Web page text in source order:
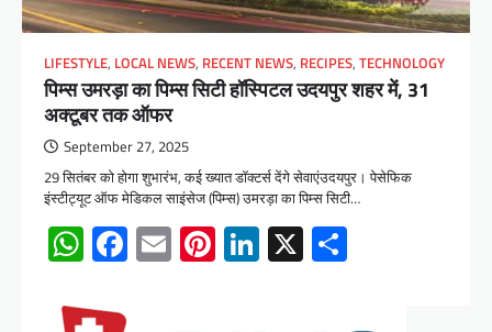
LIFESTYLE, LOCAL NEWS, RECENT NEWS, RECIPES, TECHNOLOGY
पिम्स उमरड़ा का पिम्स सिटी हॉस्पिटल उदयपुर शहर में, 31
अक्टूबर तक ऑफर
September 27, 2025
29 सितंबर को होगा शुभारंभ, कई ख्यात डॉक्टर्स देंगे सेवाएंउदयपुर। पेसेफिक
इंस्टीट्यूट ऑफ मेडिकल साइंसेज (पिम्स) उमरड़ा का पिम्स सिटी…
WhatsApp
Facebook
EmailPinterest
LinkedIn
X